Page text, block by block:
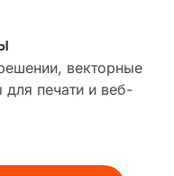
векторные
для печати и веб-